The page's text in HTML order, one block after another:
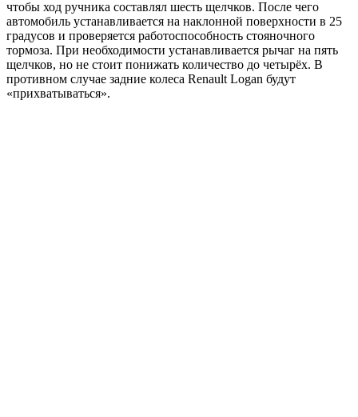
чтобы ход ручника составлял шесть щелчков. После чего
автомобиль устанавливается на наклонной поверхности в 25
градусов и проверяется работоспособность стояночного
тормоза. При необходимости устанавливается рычаг на пять
щелчков, но не стоит понижать количество до четырёх. В
противном случае задние колеса Renault Logan будут
«прихватываться».